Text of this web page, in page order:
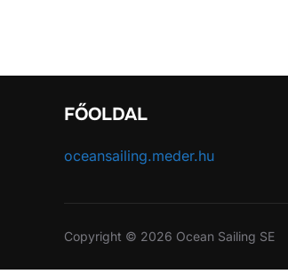
FŐOLDAL
oceansailing.meder.hu
Copyright © 2026 Ocean Sailing SE